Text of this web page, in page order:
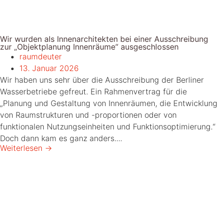
Wir wurden als Innenarchitekten bei einer Ausschreibung
zur „Objektplanung Innenräume“ ausgeschlossen
raumdeuter
13. Januar 2026
Wir haben uns sehr über die Ausschreibung der Berliner
Wasserbetriebe gefreut. Ein Rahmenvertrag für die
„Planung und Gestaltung von Innenräumen, die Entwicklung
von Raumstrukturen und -proportionen oder von
funktionalen Nutzungseinheiten und Funktionsoptimierung.“
Doch dann kam es ganz anders....
Weiterlesen →